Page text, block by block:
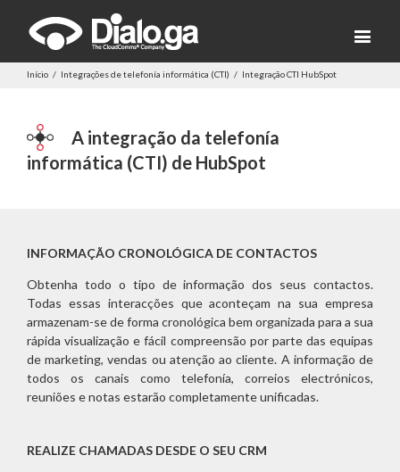
Início / Integrações de telefonía informática (CTI) / Integração CTI HubSpot
A integração da telefonía
informática (CTI) de HubSpot
INFORMAÇÃO CRONOLÓGICA DE CONTACTOS
Obtenha todo o tipo de informação dos seus contactos.
Todas essas interacções que aconteçam na sua empresa
armazenam-se de forma cronológica bem organizada para a sua
rápida visualização e fácil compreensão por parte das equipas
de marketing, vendas ou atenção ao cliente. A informação de
todos os canais como telefonía, correios electrónicos,
reuniões e notas estarão completamente unificadas.
REALIZE CHAMADAS DESDE O SEU CRM